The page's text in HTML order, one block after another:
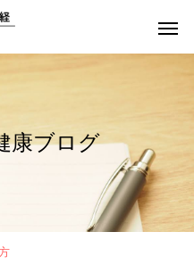
康ブログ